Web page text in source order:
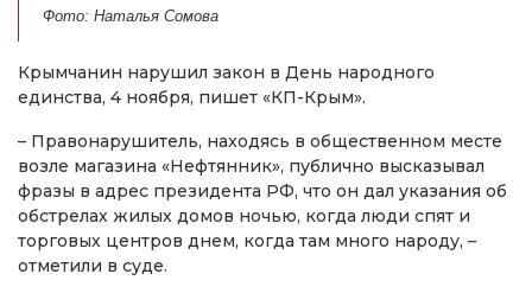
Фото: Наталья Сомова
Крымчанин нарушил закон в День народного
единства, 4 ноября, пишет «КП-Крым».
– Правонарушитель, находясь в общественном месте
возле магазина «Нефтянник», публично высказывал
фразы в адрес президента РФ, что он дал указания об
обстрелах жилых домов ночью, когда люди спят и
торговых центров днем, когда там много народу, –
отметили в суде.